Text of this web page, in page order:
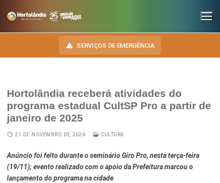
SERVIÇOS DE EMERGÊNCIA
INSTITUCIONAL
SECRETARIAS
Administração e Gestão de Pessoal
Assuntos Jurídicos
Cultura
NOSSA CIDADE
HINO, BRASÃO E BANDEIRA
Autoridades do Município
TRANSPARÊNCIA
OUVIDORIA
Hortolândia receberá atividades do
programa estadual CultSP Pro a partir de
janeiro de 2025
21 DE NOVEMBRO DE 2024 CULTURA
Anúncio foi feito durante o seminário Giro Pro, nesta terça-feira
(19/11); evento realizado com o apoio da Prefeitura marcou o
lançamento do programa na cidade